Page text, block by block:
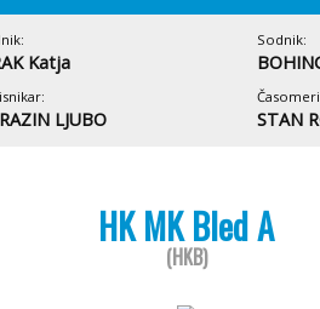
Katja
Sodnik:
LJUBO STAN
HK MK Bled A
(HKB)